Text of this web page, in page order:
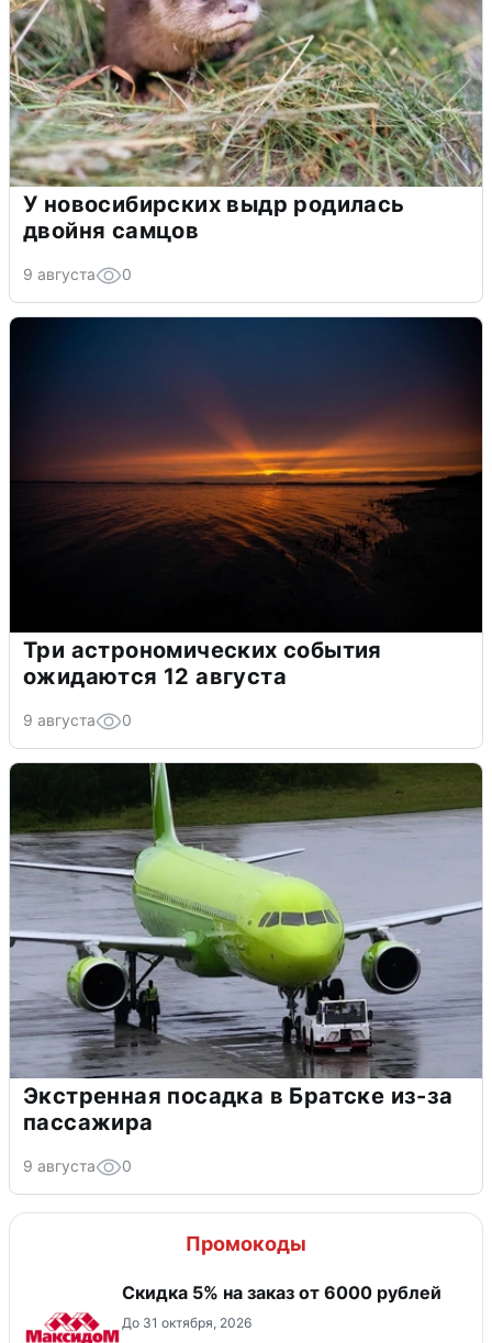
У новосибирских выдр родилась
двойня самцов
9 августа 0
Три астрономических события
ожидаются 12 августа
9 августа 0
Экстренная посадка в Братске из-за
пассажира
9 августа 0
Промокоды
Скидка 5% на заказ от 6000 рублей
До 31 октября, 2026